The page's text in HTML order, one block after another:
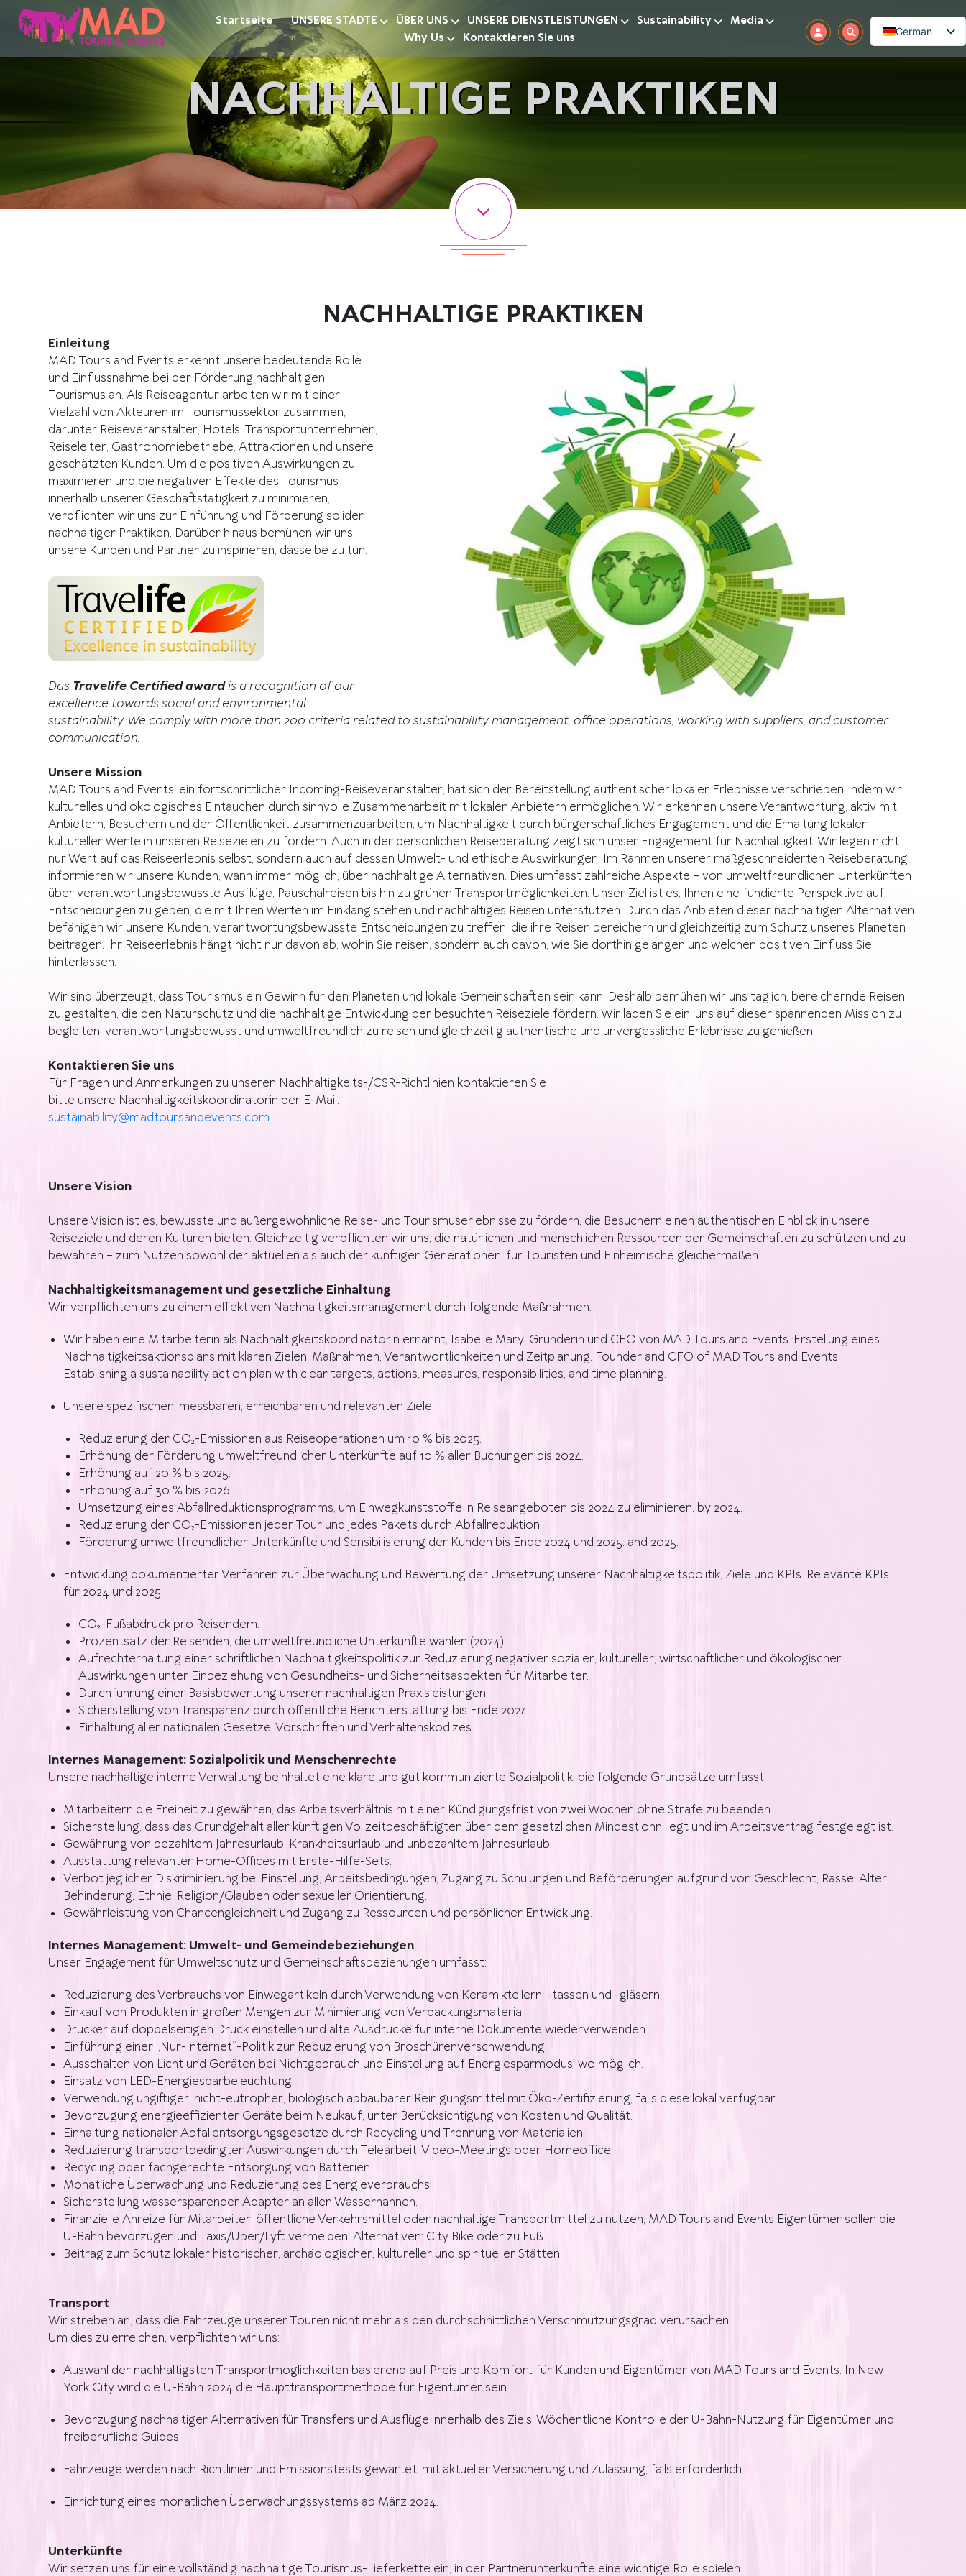
Startseite UNSERE STÄDTE ÜBER UNS UNSERE DIENSTLEISTUNGEN Sustainability
Media
Why Us
Kontaktieren Sie uns German
NACHHALTIGE PRAKTIKEN
NACHHALTIGE PRAKTIKEN
Einleitung
MAD Tours and Events erkennt unsere bedeutende Rolle
und Einflussnahme bei der Förderung nachhaltigen
Tourismus an. Als Reiseagentur arbeiten wir mit einer
Vielzahl von Akteuren im Tourismussektor zusammen,
darunter Reiseveranstalter, Hotels, Transportunternehmen,
Reiseleiter, Gastronomiebetriebe, Attraktionen und unsere
geschätzten Kunden. Um die positiven Auswirkungen zu
maximieren und die negativen Effekte des Tourismus
innerhalb unserer Geschäftstätigkeit zu minimieren,
verpflichten wir uns zur Einführung und Förderung solider
nachhaltiger Praktiken. Darüber hinaus bemühen wir uns,
unsere Kunden und Partner zu inspirieren, dasselbe zu tun.
Das Travelife Certified awardis a recognition of our
excellence towards social and environmental
sustainability. We comply with more than 200 criteria related to sustainability management, office operations, working with suppliers, and customer
communication.
Unsere Mission
MAD Tours and Events, ein fortschrittlicher Incoming-Reiseveranstalter, hat sich der Bereitstellung authentischer lokaler Erlebnisse verschrieben, indem wir
kulturelles und ökologisches Eintauchen durch sinnvolle Zusammenarbeit mit lokalen Anbietern ermöglichen. Wir erkennen unsere Verantwortung, aktiv mit
Anbietern, Besuchern und der Öffentlichkeit zusammenzuarbeiten, um Nachhaltigkeit durch bürgerschaftliches Engagement und die Erhaltung lokaler
kultureller Werte in unseren Reisezielen zu fördern. Auch in der persönlichen Reiseberatung zeigt sich unser Engagement für Nachhaltigkeit: Wir legen nicht
nur Wert auf das Reiseerlebnis selbst, sondern auch auf dessen Umwelt- und ethische Auswirkungen. Im Rahmen unserer maßgeschneiderten Reiseberatung
informieren wir unsere Kunden, wann immer möglich, über nachhaltige Alternativen. Dies umfasst zahlreiche Aspekte – von umweltfreundlichen Unterkünften
über verantwortungsbewusste Ausflüge, Pauschalreisen bis hin zu grünen Transportmöglichkeiten. Unser Ziel ist es, Ihnen eine fundierte Perspektive auf
Entscheidungen zu geben, die mit Ihren Werten im Einklang stehen und nachhaltiges Reisen unterstützen. Durch das Anbieten dieser nachhaltigen Alternativen
befähigen wir unsere Kunden, verantwortungsbewusste Entscheidungen zu treffen, die ihre Reisen bereichern und gleichzeitig zum Schutz unseres Planeten
beitragen. Ihr Reiseerlebnis hängt nicht nur davon ab, wohin Sie reisen, sondern auch davon, wie Sie dorthin gelangen und welchen positiven Einfluss Sie
hinterlassen.
Wir sind überzeugt, dass Tourismus ein Gewinn für den Planeten und lokale Gemeinschaften sein kann. Deshalb bemühen wir uns täglich, bereichernde Reisen
zu gestalten, die den Naturschutz und die nachhaltige Entwicklung der besuchten Reiseziele fördern. Wir laden Sie ein, uns auf dieser spannenden Mission zu
begleiten: verantwortungsbewusst und umweltfreundlich zu reisen und gleichzeitig authentische und unvergessliche Erlebnisse zu genießen.
Kontaktieren Sie uns
Für Fragen und Anmerkungen zu unseren Nachhaltigkeits-/CSR-Richtlinien kontaktieren Sie
bitte unsere Nachhaltigkeitskoordinatorin per E-Mail:
sustainability@madtoursandevents.com
Unsere Vision
Unsere Vision ist es, bewusste und außergewöhnliche Reise- und Tourismuserlebnisse zu fördern, die Besuchern einen authentischen Einblick in unsere
Reiseziele und deren Kulturen bieten. Gleichzeitig verpflichten wir uns, die natürlichen und menschlichen Ressourcen der Gemeinschaften zu schützen und zu
bewahren – zum Nutzen sowohl der aktuellen als auch der künftigen Generationen, für Touristen und Einheimische gleichermaßen.
Nachhaltigkeitsmanagement und gesetzliche Einhaltung
Wir verpflichten uns zu einem effektiven Nachhaltigkeitsmanagement durch folgende Maßnahmen:
Wir haben eine Mitarbeiterin als Nachhaltigkeitskoordinatorin ernannt, Isabelle Mary, Gründerin und CFO von MAD Tours and Events. Erstellung eines
Nachhaltigkeitsaktionsplans mit klaren Zielen, Maßnahmen, Verantwortlichkeiten und Zeitplanung. Founder and CFO of MAD Tours and Events.
Establishing a sustainability action plan with clear targets, actions, measures, responsibilities, and time planning.
Unsere spezifischen, messbaren, erreichbaren und relevanten Ziele:
Reduzierung der CO₂-Emissionen aus Reiseoperationen um 10 % bis 2025.
Erhöhung der Förderung umweltfreundlicher Unterkünfte auf 10 % aller Buchungen bis 2024.
Erhöhung auf 20 % bis 2025.
Erhöhung auf 30 % bis 2026.
Umsetzung eines Abfallreduktionsprogramms, um Einwegkunststoffe in Reiseangeboten bis 2024 zu eliminieren. by 2024.
Reduzierung der CO₂-Emissionen jeder Tour und jedes Pakets durch Abfallreduktion,
Förderung umweltfreundlicher Unterkünfte und Sensibilisierung der Kunden bis Ende 2024 und 2025. and 2025.
Entwicklung dokumentierter Verfahren zur Überwachung und Bewertung der Umsetzung unserer Nachhaltigkeitspolitik, Ziele und KPIs. Relevante KPIs
für 2024 und 2025:
CO₂-Fußabdruck pro Reisendem.
Prozentsatz der Reisenden, die umweltfreundliche Unterkünfte wählen (2024).
Aufrechterhaltung einer schriftlichen Nachhaltigkeitspolitik zur Reduzierung negativer sozialer, kultureller, wirtschaftlicher und ökologischer
Auswirkungen unter Einbeziehung von Gesundheits- und Sicherheitsaspekten für Mitarbeiter.
Durchführung einer Basisbewertung unserer nachhaltigen Praxisleistungen.
Sicherstellung von Transparenz durch öffentliche Berichterstattung bis Ende 2024.
Einhaltung aller nationalen Gesetze, Vorschriften und Verhaltenskodizes.
Internes Management: Sozialpolitik und Menschenrechte
Unsere nachhaltige interne Verwaltung beinhaltet eine klare und gut kommunizierte Sozialpolitik, die folgende Grundsätze umfasst:
Mitarbeitern die Freiheit zu gewähren, das Arbeitsverhältnis mit einer Kündigungsfrist von zwei Wochen ohne Strafe zu beenden.
Sicherstellung, dass das Grundgehalt aller künftigen Vollzeitbeschäftigten über dem gesetzlichen Mindestlohn liegt und im Arbeitsvertrag festgelegt ist.
Gewährung von bezahltem Jahresurlaub, Krankheitsurlaub und unbezahltem Jahresurlaub.
Ausstattung relevanter Home-Offices mit Erste-Hilfe-Sets.
Verbot jeglicher Diskriminierung bei Einstellung, Arbeitsbedingungen, Zugang zu Schulungen und Beförderungen aufgrund von Geschlecht, Rasse, Alter,
Behinderung, Ethnie, Religion/Glauben oder sexueller Orientierung.
Gewährleistung von Chancengleichheit und Zugang zu Ressourcen und persönlicher Entwicklung.
Internes Management: Umwelt- und Gemeindebeziehungen
Unser Engagement für Umweltschutz und Gemeinschaftsbeziehungen umfasst:
Reduzierung des Verbrauchs von Einwegartikeln durch Verwendung von Keramiktellern, -tassen und -gläsern.
Einkauf von Produkten in großen Mengen zur Minimierung von Verpackungsmaterial.
Drucker auf doppelseitigen Druck einstellen und alte Ausdrucke für interne Dokumente wiederverwenden.
Einführung einer „Nur-Internet“-Politik zur Reduzierung von Broschürenverschwendung.
Ausschalten von Licht und Geräten bei Nichtgebrauch und Einstellung auf Energiesparmodus, wo möglich.
Einsatz von LED-Energiesparbeleuchtung.
Verwendung ungiftiger, nicht-eutropher, biologisch abbaubarer Reinigungsmittel mit Öko-Zertifizierung, falls diese lokal verfügbar.
Bevorzugung energieeffizienter Geräte beim Neukauf, unter Berücksichtigung von Kosten und Qualität.
Einhaltung nationaler Abfallentsorgungsgesetze durch Recycling und Trennung von Materialien.
Reduzierung transportbedingter Auswirkungen durch Telearbeit, Video-Meetings oder Homeoffice.
Recycling oder fachgerechte Entsorgung von Batterien.
Monatliche Überwachung und Reduzierung des Energieverbrauchs.
Sicherstellung wassersparender Adapter an allen Wasserhähnen.
Finanzielle Anreize für Mitarbeiter, öffentliche Verkehrsmittel oder nachhaltige Transportmittel zu nutzen; MAD Tours and Events Eigentümer sollen die
U-Bahn bevorzugen und Taxis/Uber/Lyft vermeiden. Alternativen: City Bike oder zu Fuß.
Beitrag zum Schutz lokaler historischer, archäologischer, kultureller und spiritueller Stätten.
Transport
Wir streben an, dass die Fahrzeuge unserer Touren nicht mehr als den durchschnittlichen Verschmutzungsgrad verursachen.
Um dies zu erreichen, verpflichten wir uns:
Auswahl der nachhaltigsten Transportmöglichkeiten basierend auf Preis und Komfort für Kunden und Eigentümer von MAD Tours and Events. In New
York City wird die U-Bahn 2024 die Haupttransportmethode für Eigentümer sein.
Bevorzugung nachhaltiger Alternativen für Transfers und Ausflüge innerhalb des Ziels. Wöchentliche Kontrolle der U-Bahn-Nutzung für Eigentümer und
freiberufliche Guides.
Fahrzeuge werden nach Richtlinien und Emissionstests gewartet, mit aktueller Versicherung und Zulassung, falls erforderlich.
Einrichtung eines monatlichen Überwachungssystems ab März 2024.
Unterkünfte
Wir setzen uns für eine vollständig nachhaltige Tourismus-Lieferkette ein, in der Partnerunterkünfte eine wichtige Rolle spielen.